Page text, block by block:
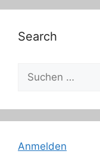
Search
Suche
nach:
Anmelden